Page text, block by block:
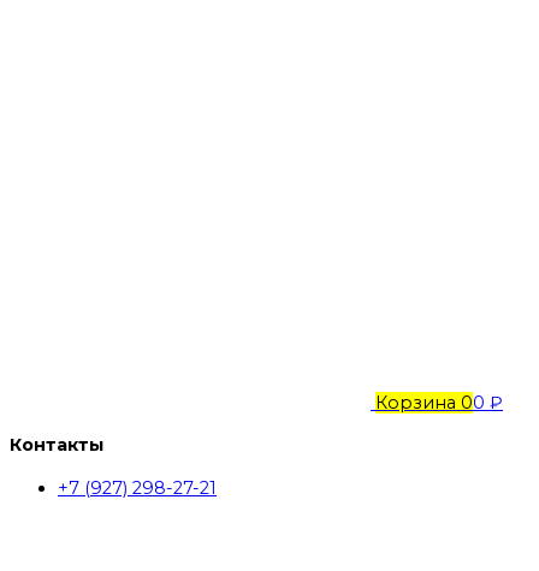
Корзина 00 ₽
Контакты
+7 (927) 298-27-21